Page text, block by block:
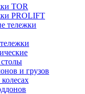
TOR
PROLIFT
тележки
и грузов